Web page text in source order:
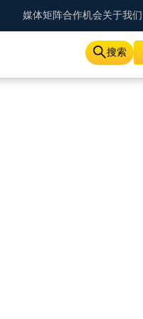
媒体矩阵合作机会关于我们
搜索